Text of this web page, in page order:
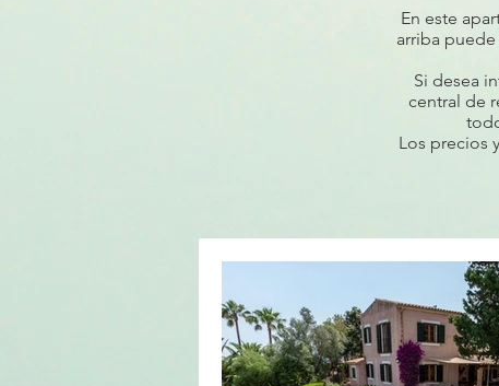
En este
arriba
Si desea
central de
Los precios